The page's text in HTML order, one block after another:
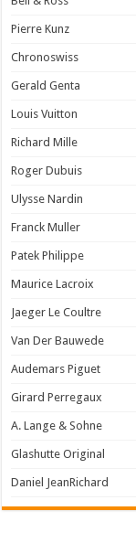
Pierre Kunz
Chronoswiss
Gerald Genta
Louis Vuitton
Richard Mille
Roger Dubuis
Ulysse Nardin
Franck Muller
Patek Philippe
Maurice Lacroix
Jaeger Le Coultre
Van Der Bauwede
Audemars Piguet
Girard Perregaux
A. Lange & Sohne
Glashutte Original
Daniel JeanRichard